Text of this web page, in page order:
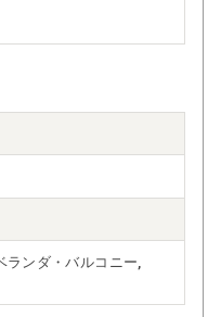
ランダ・バルコニー,